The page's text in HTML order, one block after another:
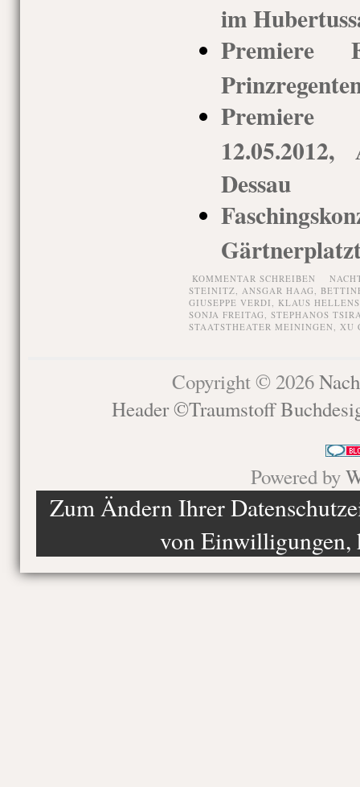
im
Premiere
Premiere
12.05.2012,
Dessau
KOMMENTAR SCHREIBEN
STEINITZ, ANSGAR HAAG,
GIUSEPPE VERDI, KLAUS
SONJA FREITAG, STEPHANOS
STAATSTHEATER MEININGEN, XU
Copyright © 2026
Header ©Traumstoff
Powered by
Zum Ändern Ihrer
von